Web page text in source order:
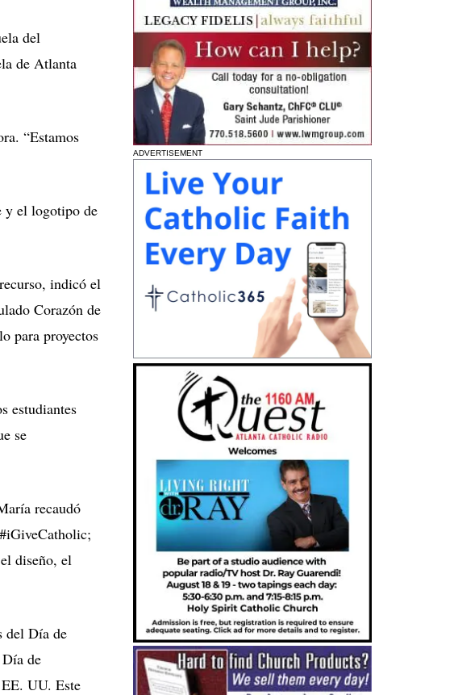
del
de Atlanta
“Estamos
y el logotipo de
indicó el
Corazón de
para proyectos
estudiantes
se
recaudó
diseño, el
del Día de
de
UU. Este
ADVERTISEMENT